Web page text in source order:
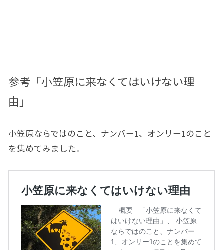
参考「小笠原に来なくてはいけない理
由」
小笠原ならではのこと、ナンバー1、オンリー1のこと
を集めてみました。